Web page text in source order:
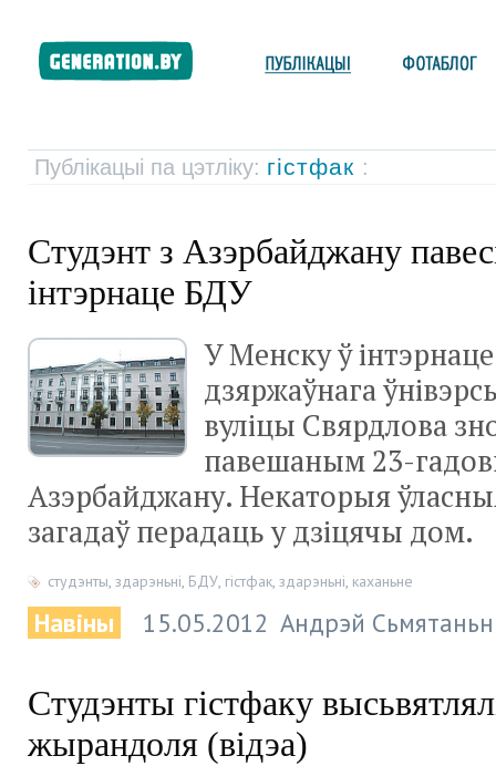
Публікацыі па цэтліку: гістфак :
Студэнт з Азэрбайджану
інтэрнаце БДУ
У Менску ў
дзяржаўнага
вуліцы Свярдлова
павешаным 23-
Азэрбайджану. Некаторыя
загадаў перадаць у дзіцячы дом.
студэнты, здарэньні, БДУ, гістфак, здарэньні, каханьне
Навіны 15.05.2012 Андрэй
Студэнты гістфаку
жырандоля (відэа)